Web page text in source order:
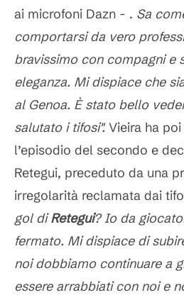
ai microfoni Dazn - . Sa
comportarsi da vero
bravissimo con compagni e
eleganza. Mi dispiace che
al Genoa. È stato bello
salutato i tifosi".Vieira ha
l’episodio del secondo e
Retegui, preceduto da una
irregolarità reclamata dai
gol diRetegui? Io da
fermato. Mi dispiace di
noi dobbiamo continuare a
essere arrabbiati con noi e